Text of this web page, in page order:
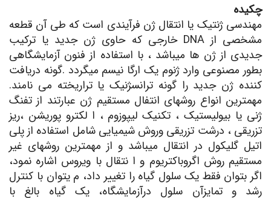
چکیده
مهندسی ژنتیک یا انتقال ژن فرآیندی است که طی آن قطعه
مشخصی از DNA خارجی که حاوی ژن جدید یا ترکیب
جدیدی از ژن ها میباشد ، با استفاده از فنون آزمایشگاهی
بطور مصنوعی وارد ژنوم یک ارگا نیسم میگردد .گونه دریافت
کننده ژن جدید را گونه ترانسژنیک یا تراریخته می نامند.
مهمترین انواع روشهای انتفال مستقیم ژن عبارتند از تفنگ
ژنی یا بیولیستیک ، تکنیک لیپوزوم ، ا لکترو پوریشن ،ریز
تزریقی ، درشت تزریقی وروش شیمیایی شامل استفاده از پلی
اتیل گلیکول در انتقال میباشد و از مهمترین روشهای غیر
مستقیم روش اگروباکتریوم و ا نتقال با ویروس اشاره نمود،
اگر بتوان فقط یک سلول گیاه را تغییر داد، م یتوان با کنترل
رشد و تمایزآن سلول درآزمایشگاه، یک گیاه بالغ با